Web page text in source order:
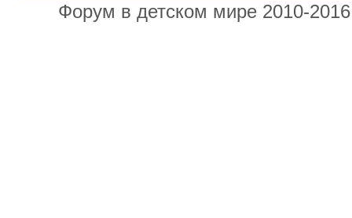
Форум в детском мире 2010-